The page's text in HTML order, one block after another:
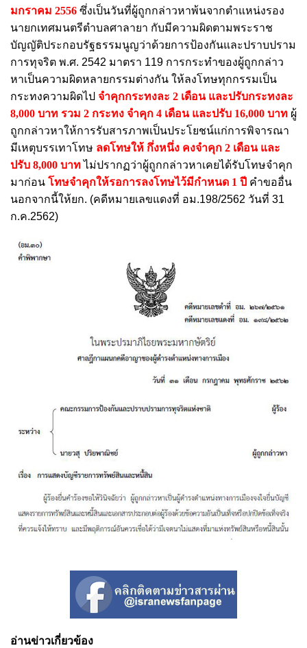
มกราคม 2556 ซึ่งเป็นวันที่ผู้ถูกกล่าวหาพ้นจากตำแหน่งรอง
นายกเทศมนตรีตำบลศาลายา กับมีความผิดตามพระราช
บัญญัติประกอบรัฐธรรมนูญว่าด้วยการป้องกันและปราบปราม
การทุจริต พ.ศ. 2542 มาตรา 119 การกระทำของผู้ถูกกล่าว
หาเป็นความผิดหลายกรรมต่างกัน ให้ลงโทษทุกกรรมเป็น
กระทงความผิดไป จำคุกกระทงละ 2 เดือน และปรับกระทงละ
8,000 บาท รวม 2 กระทง จำคุก 4 เดือน และปรับ 16,000 บาท ผู้
ถูกกล่าวหาให้การรับสารภาพเป็นประโยชน์แก่การพิจารณา
มีเหตุบรรเทาโทษ ลดโทษให้ กึ่งหนึ่ง คงจำคุก 2 เดือน และ
ปรับ 8,000 บาทไม่ปรากฏว่าผู้ถูกกล่าวหาเคยได้รับโทษจำคุก
มาก่อน โทษจำคุกให้รอการลงโทษไว้มีกำหนด 1 ปี คำขออื่น
นอกจากนี้ให้ยก. (คดีหมายเลขแดงที่ อม.198/2562 วันที่ 31
ก.ค.2562)
อ่านข่าวเกี่ยวข้อง